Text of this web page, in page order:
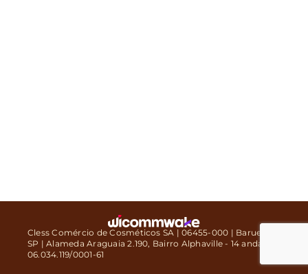
Cless Comércio de Cosméticos SA | 06455-000 | Barueri -
SP | Alameda Araguaia 2.190, Bairro Alphaville - 14 andar |
06.034.119/0001-61